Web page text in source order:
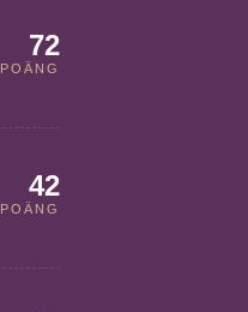
72
POÄNG
42
POÄNG